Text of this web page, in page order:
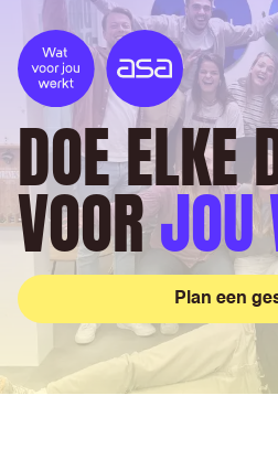
DOE ELKE
VOORJOU
Plan een